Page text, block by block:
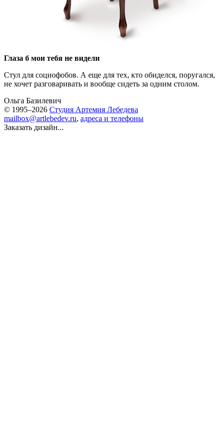
Глаза б мои тебя не видели
Стул для социофобов. А еще для тех, кто обиделся, поругался,
не хочет разговаривать и вообще сидеть за одним столом.
Ольга Базилевич
© 1995–2026 Студия Артемия Лебедева
mailbox@artlebedev.ru, адреса и телефоны
Заказать дизайн...